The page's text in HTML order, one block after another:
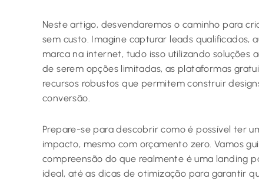
Neste artigo, desvendaremos o caminho para
sem custo. Imagine capturar leads qualificados,
marca na internet, tudo isso utilizando soluções
de serem opções limitadas, as plataformas
recursos robustos que permitem construir
conversão.
Prepare-se para descobrir como é possível ter
impacto, mesmo com orçamento zero. Vamos
compreensão do que realmente é uma landing
ideal, até as dicas de otimização para garantir